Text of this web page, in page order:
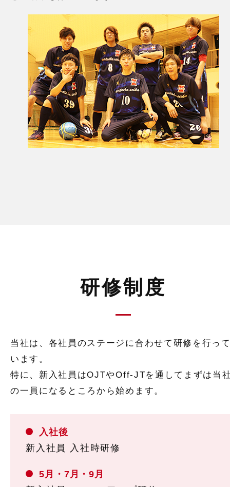
研修制度
当社は、各社員のステージに合わせて研修を行っ
います。
特に、新入社員はOJTやOff-JTを通してまずは当
の一員になるところから始めます。
入社後
新入社員 入社時研修
5月・7月・9月